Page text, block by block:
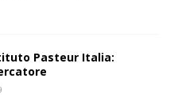
Pasteur Italia: